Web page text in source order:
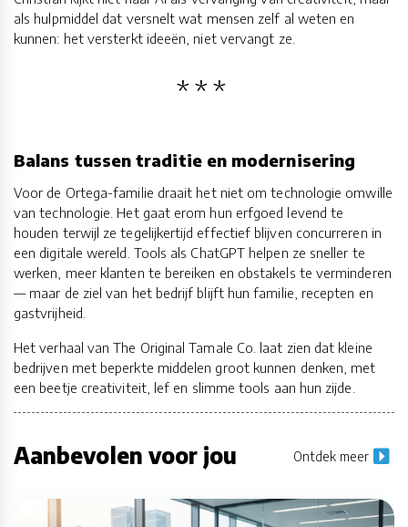
als hulpmiddel dat versnelt wat mensen zelf al weten en
kunnen: het versterkt ideeën, niet vervangt ze.
Balans tussen traditie en modernisering
Voor de Ortega-familie draait het niet om technologie omwille
van technologie. Het gaat erom hun erfgoed levend te
houden terwijl ze tegelijkertijd effectief blijven concurreren in
een digitale wereld. Tools als ChatGPT helpen ze sneller te
werken, meer klanten te bereiken en obstakels te verminderen
— maar de ziel van het bedrijf blijft hun familie, recepten en
gastvrijheid.
Het verhaal van The Original Tamale Co. laat zien dat kleine
bedrijven met beperkte middelen groot kunnen denken, met
een beetje creativiteit, lef en slimme tools aan hun zijde.
Aanbevolen voor jou Ontdek meer